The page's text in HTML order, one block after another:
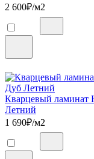
2 600₽/м2
Кварцевый ламинат
Летний
1 690₽/м2